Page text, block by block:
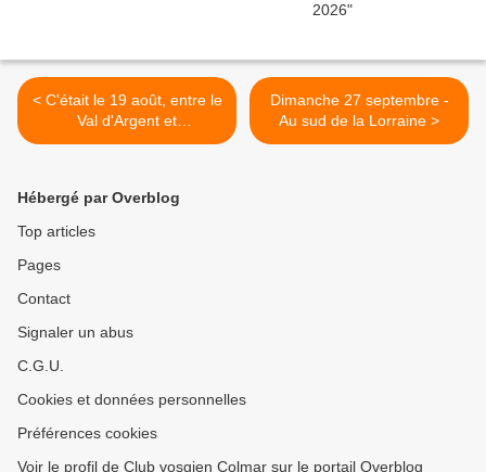
< C'était le 19 août, entre le
Val d'Argent et
Thannenkirch, avec les
Dimanche 27 septembre -
Au sud de la Lorraine >
Hébergé par Overblog
Top articles
Pages
Contact
Signaler un abus
C.G.U.
Cookies et données personnelles
Préférences cookies
Voir le profil de Club vosgien Colmar sur le portail Overblog